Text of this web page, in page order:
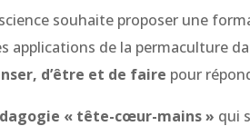
souhaite proposer une
applications de la permaculture
d’être et de faire pour
« tête-cœur-mains » qui